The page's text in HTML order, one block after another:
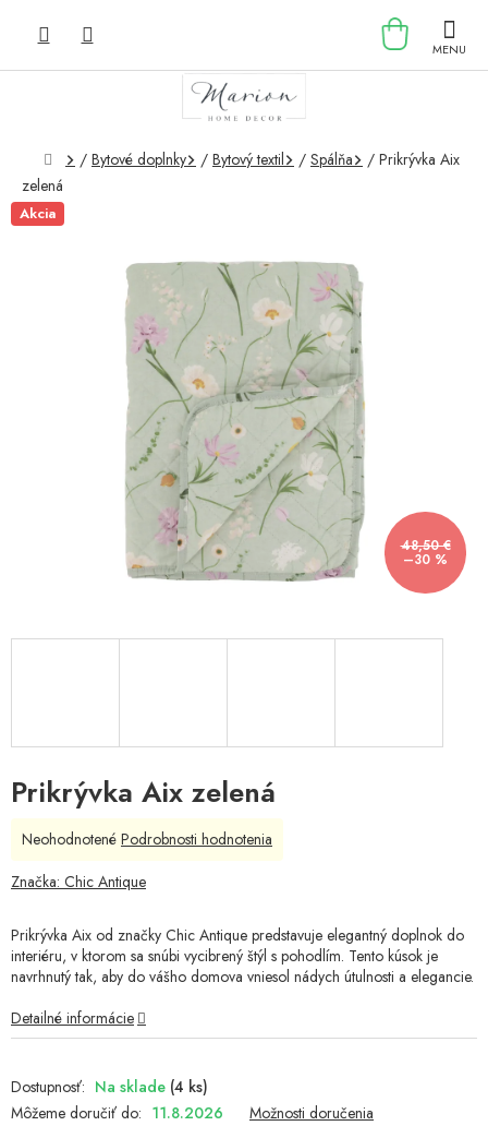
KOŠÍK
Domov
/ Bytové doplnky / Bytový textil / Spálňa / Prikrývka Aix
zelená
Akcia
48,50 €
–30 %
Prikrývka Aix zelená
Na sklade (4 ks)
Môžeme doručiť do: 11.8.2026 Možnosti doručenia
Prikrývka Aix od značky Chic Antique predstavuje elegantný doplnok do
interiéru, v ktorom sa snúbi vycibrený štýl s pohodlím. Tento kúsok je
navrhnutý tak, aby do vášho domova vniesol nádych útulnosti a elegancie.
Detailné informácie
Priemerné
produktu
z
5
hviezdičiek.
Neohodnotené Podrobnosti hodnotenia
Značka: Chic Antique